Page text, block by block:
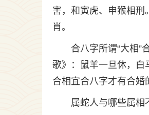
害，和寅虎、申猴相
肖。
合八字所谓“大相”
歌》：鼠羊一旦休，白
合相宜合八字才有合婚
属蛇人与哪些属相